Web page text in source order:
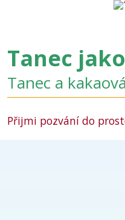
Tanec
Tanec a
Přijmi pozvání do